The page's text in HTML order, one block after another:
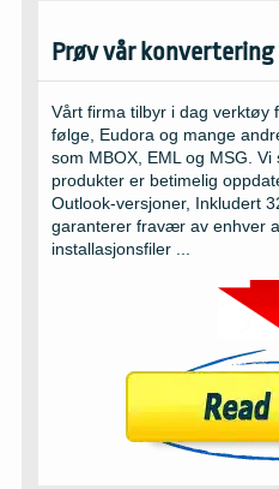
Prøv vår
Vårt firma tilbyr i dag verktøy
følge, Eudora og mange
som MBOX, EML og MSG.
produkter er betimelig
Outlook-versjoner, Inkludert
garanterer fravær av enhver
installasjonsfiler ...